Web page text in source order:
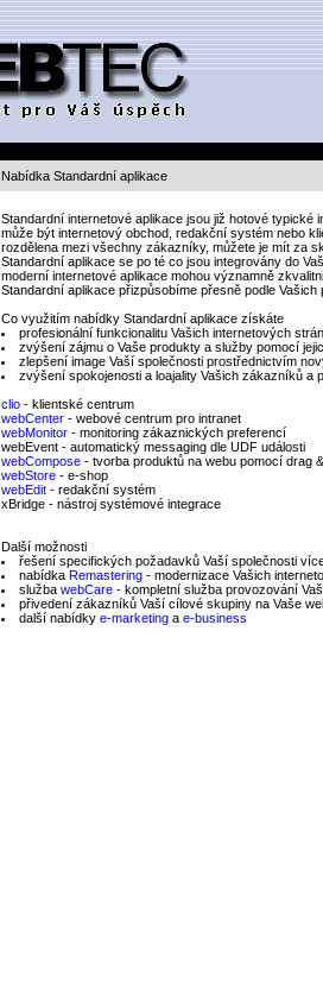
Nabídka Standardní aplikace
Standardní internetové aplikace jsou již hotové
může být internetový obchod, redakční systém nebo
rozdělena mezi všechny zákazníky, můžete je mít za
Standardní aplikace se po té co jsou integrovány do
moderní internetové aplikace mohou významně
Standardní aplikace přizpůsobíme přesně podle Vašich
Co využitím nabídky Standardní aplikace získáte
profesionální funkcionalitu Vašich internetových
zvýšení zájmu o Vaše produkty a služby pomocí
zlepšení image Vaší společnosti prostřednictvím
zvýšení spokojenosti a loajality Vašich zákazníků a
clio - klientské centrum
webCenter - webové centrum pro intranet
webMonitor - monitoring zákaznických preferencí
webEvent - automatický messaging dle UDF události
webCompose - tvorba produktů na webu pomocí drag
webStore - e-shop
webEdit - redakční systém
xBridge - nástroj systémové integrace
Další možnosti
řešení specifických požadavků Vaší společnosti
nabídka Remastering - modernizace Vašich
služba webCare - kompletní služba provozování
přivedení zákazníků Vaší cílové skupiny na Vaše
další nabídky e-marketing a e-business